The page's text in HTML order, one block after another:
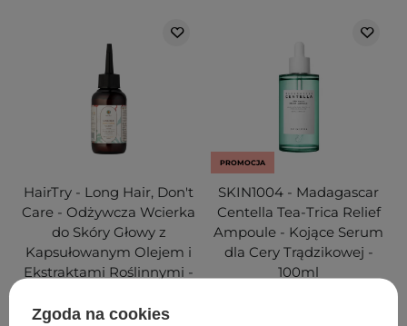
HairTry - Long Hair, Don't
Care - Odżywcza Wcierka
do Skóry Głowy z
Kapsułowanym Olejem i
Ekstraktami Roślinnymi -
PROMOCJA
SKIN1004 - Madagascar
Centella Tea-Trica Relief
Ampoule - Kojące Serum
dla Cery Trądzikowej -
100ml
Zgoda na cookies